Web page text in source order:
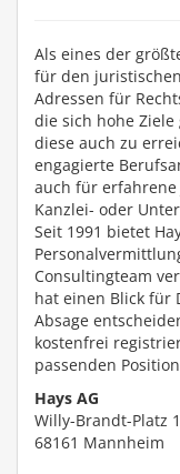
Als eines der
für den
Adressen für
die sich hohe
diese auch zu
engagierte
auch für
Kanzlei- oder
Seit 1991 bietet
Consultingteam
hat einen Blick für
Absage
kostenfrei
passenden
Hays AG
Willy-Brandt-Platz
68161 Mannheim